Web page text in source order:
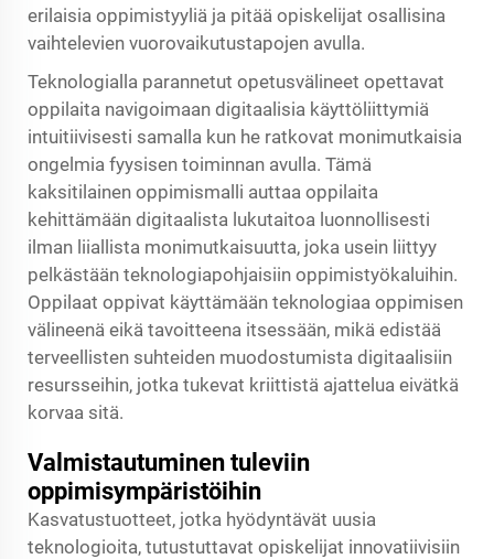
erilaisia oppimistyyliä ja pitää opiskelijat osallisina
vaihtelevien vuorovaikutustapojen avulla.
Teknologialla parannetut opetusvälineet opettavat
oppilaita navigoimaan digitaalisia käyttöliittymiä
intuitiivisesti samalla kun he ratkovat monimutkaisia
ongelmia fyysisen toiminnan avulla. Tämä
kaksitilainen oppimismalli auttaa oppilaita
kehittämään digitaalista lukutaitoa luonnollisesti
ilman liiallista monimutkaisuutta, joka usein liittyy
pelkästään teknologiapohjaisiin oppimistyökaluihin.
Oppilaat oppivat käyttämään teknologiaa oppimisen
välineenä eikä tavoitteena itsessään, mikä edistää
terveellisten suhteiden muodostumista digitaalisiin
resursseihin, jotka tukevat kriittistä ajattelua eivätkä
korvaa sitä.
Valmistautuminen tuleviin
oppimisympäristöihin
Kasvatustuotteet, jotka hyödyntävät uusia
teknologioita, tutustuttavat opiskelijat innovatiivisiin